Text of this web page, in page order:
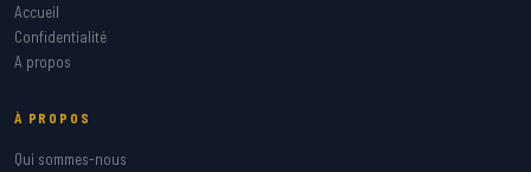
Accueil
Confidentialité
A propos
À PROPOS
Qui sommes-nous